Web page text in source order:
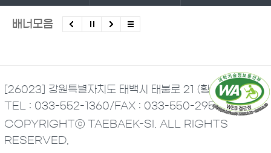
배너모음
[26023] 강원특별자치도 태백시 태붐로 21 (황지동)
TEL : 033-552-1360/FAX : 033-550-2951
COPYRIGHTⓒ TAEBAEK-SI. ALL RIGHTS
RESERVED.